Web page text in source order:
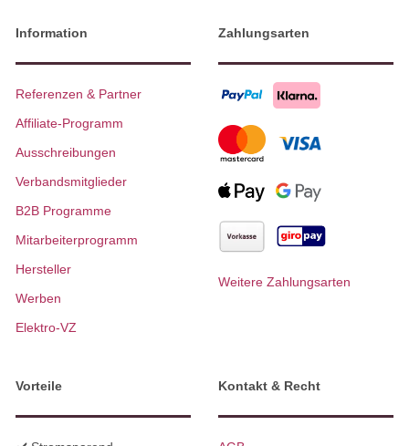
Information
Referenzen & Partner
Affiliate-Programm
Ausschreibungen
Verbandsmitglieder
B2B Programme
Mitarbeiterprogramm
Hersteller
Werben
Elektro-VZ
Zahlungsarten
Weitere Zahlungsarten
Vorteile Kontakt & Recht